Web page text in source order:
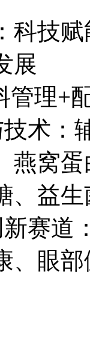
科技
展
管理+
术：
燕窝
、益
赛道
、眼